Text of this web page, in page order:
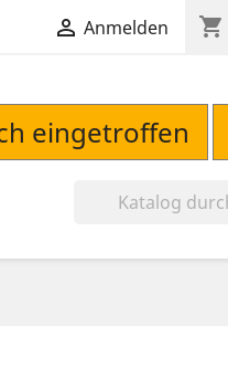
 Anmelden shopping_cart
eingetroffen